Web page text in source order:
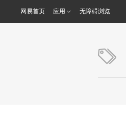
网易首页 应用 无障碍浏览